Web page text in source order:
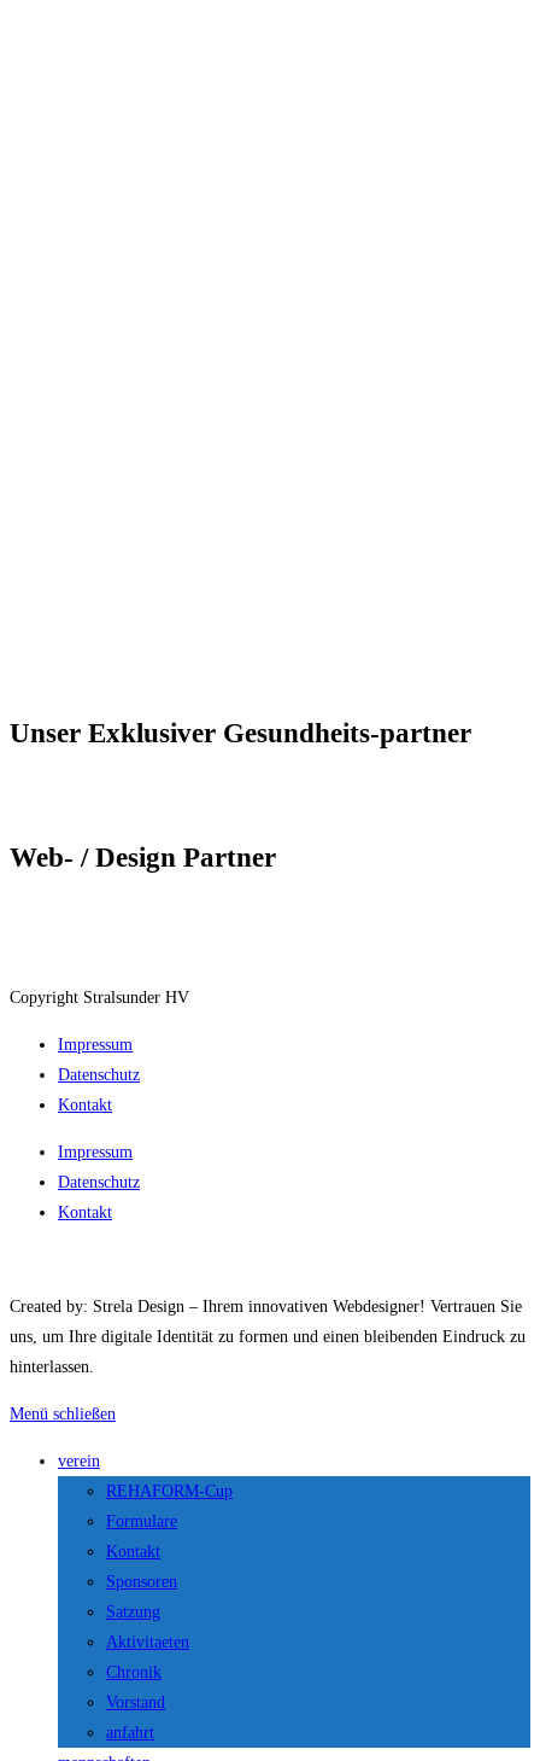
Unser Exklusiver Gesundheits-partner
Web- / Design Partner
Copyright Stralsunder HV
Impressum
Datenschutz
Kontakt
Impressum
Datenschutz
Kontakt
Created by: Strela Design – Ihrem innovativen Webdesigner! Vertrauen Sie
uns, um Ihre digitale Identität zu formen und einen bleibenden Eindruck zu
hinterlassen.
Menü schließen
verein
REHAFORM-Cup
Formulare
Kontakt
Sponsoren
Satzung
Aktivitaeten
Chronik
Vorstand
anfahrt